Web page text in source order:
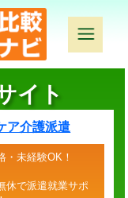
イト
ア介護派遣
・未経験OK！
休で派遣就業サポ